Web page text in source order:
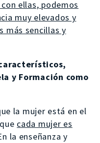
ellas, podemos
muy elevados y
más sencillas y
y Formación como
la mujer está en el
cada mujer es
la enseñanza y